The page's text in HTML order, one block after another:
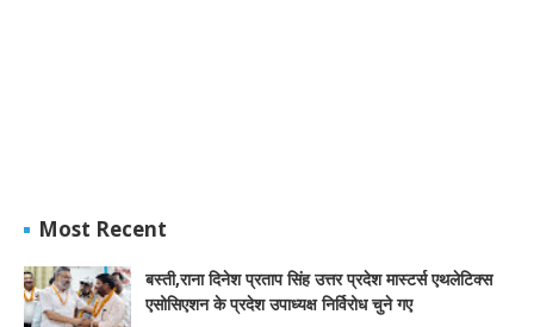
Most Recent
बस्ती,राना दिनेश प्रताप सिंह उत्तर प्रदेश मास्टर्स एथलेटिक्स
एसोसिएशन के प्रदेश उपाध्यक्ष निर्विरोध चुने गए